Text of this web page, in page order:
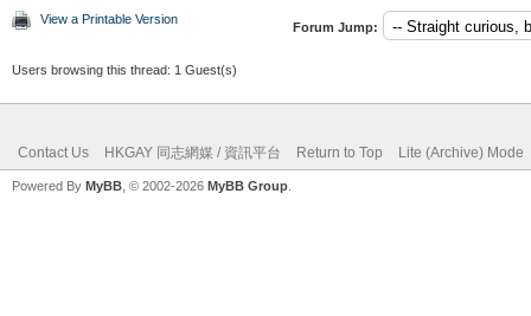
View a Printable Version
Forum Jump:
Users browsing this thread: 1 Guest(s)
Contact Us HKGAY 同志網媒 / 資訊平台 Return to Top Lite (Archive) Mode
Powered By MyBB , © 2002-2026 MyBB Group